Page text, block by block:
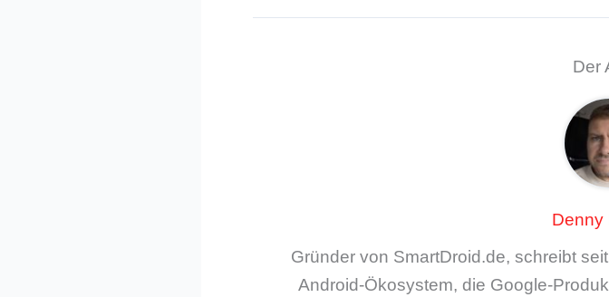
Der
Denny
Gründer von SmartDroid.de, schreibt
Android-Ökosystem, die Google-